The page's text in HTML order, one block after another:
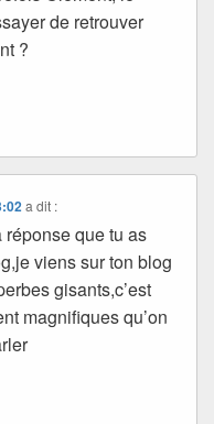
de retrouver
?
a dit :
réponse que tu as
viens sur ton blog
gisants,c’est
magnifiques qu’on